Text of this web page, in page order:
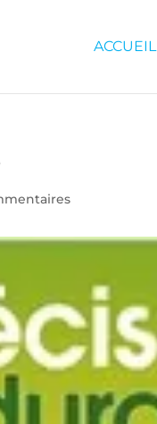
ACCUEIL